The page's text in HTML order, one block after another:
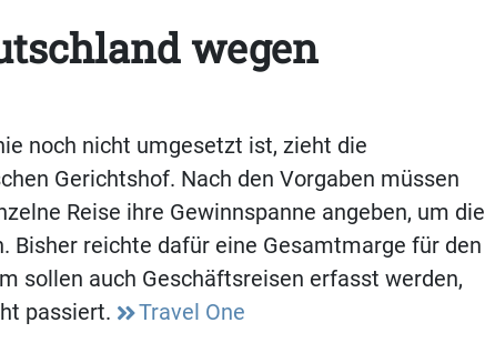
wegen
noch nicht umgesetzt ist, zieht die
Gerichtshof. Nach den Vorgaben müssen
Reise ihre Gewinnspanne angeben, um die
Bisher reichte dafür eine Gesamtmarge für den
sollen auch Geschäftsreisen erfasst werden,
passiert.
Travel One